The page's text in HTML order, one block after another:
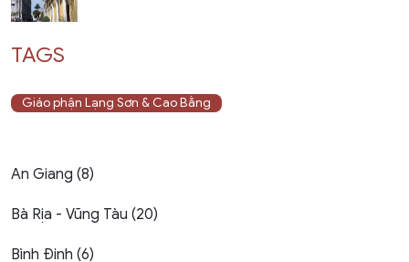
TAGS
Giáo phận Lạng Sơn & Cao Bằng
An Giang (8)
Bà Rịa - Vũng Tàu (20)
Bình Định (6)